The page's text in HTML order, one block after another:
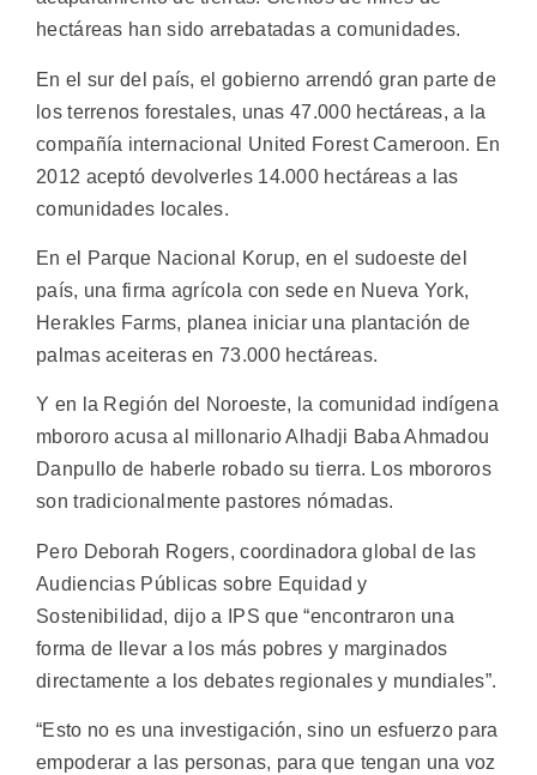
hectáreas han sido arrebatadas a comunidades.
En el sur del país, el gobierno arrendó gran parte de
los terrenos forestales, unas 47.000 hectáreas, a la
compañía internacional United Forest Cameroon. En
2012 aceptó devolverles 14.000 hectáreas a las
comunidades locales.
En el Parque Nacional Korup, en el sudoeste del
país, una firma agrícola con sede en Nueva York,
Herakles Farms, planea iniciar una plantación de
palmas aceiteras en 73.000 hectáreas.
Y en la Región del Noroeste, la comunidad indígena
mbororo acusa al millonario Alhadji Baba Ahmadou
Danpullo de haberle robado su tierra. Los mbororos
son tradicionalmente pastores nómadas.
Pero Deborah Rogers, coordinadora global de las
Audiencias Públicas sobre Equidad y
Sostenibilidad, dijo a IPS que “encontraron una
forma de llevar a los más pobres y marginados
directamente a los debates regionales y mundiales”.
“Esto no es una investigación, sino un esfuerzo para
empoderar a las personas, para que tengan una voz